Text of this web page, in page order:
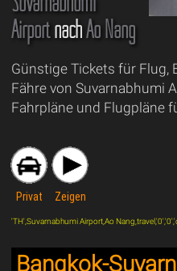
AirportnachAo Nang
Günstige Tickets für Flug,
Fähre von Suvarnabhumi
Fahrpläne und Flugpläne
Privat Zeigen
'TH',Suvarnabhumi Airport,Ao
Bangkok-